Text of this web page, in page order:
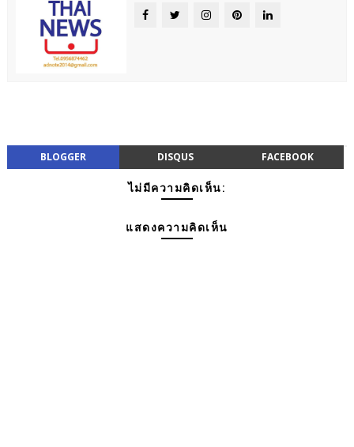
BLOGGER DISQUS FACEBOOK
ไม่มีความคิดเห็น:
แสดงความคิดเห็น